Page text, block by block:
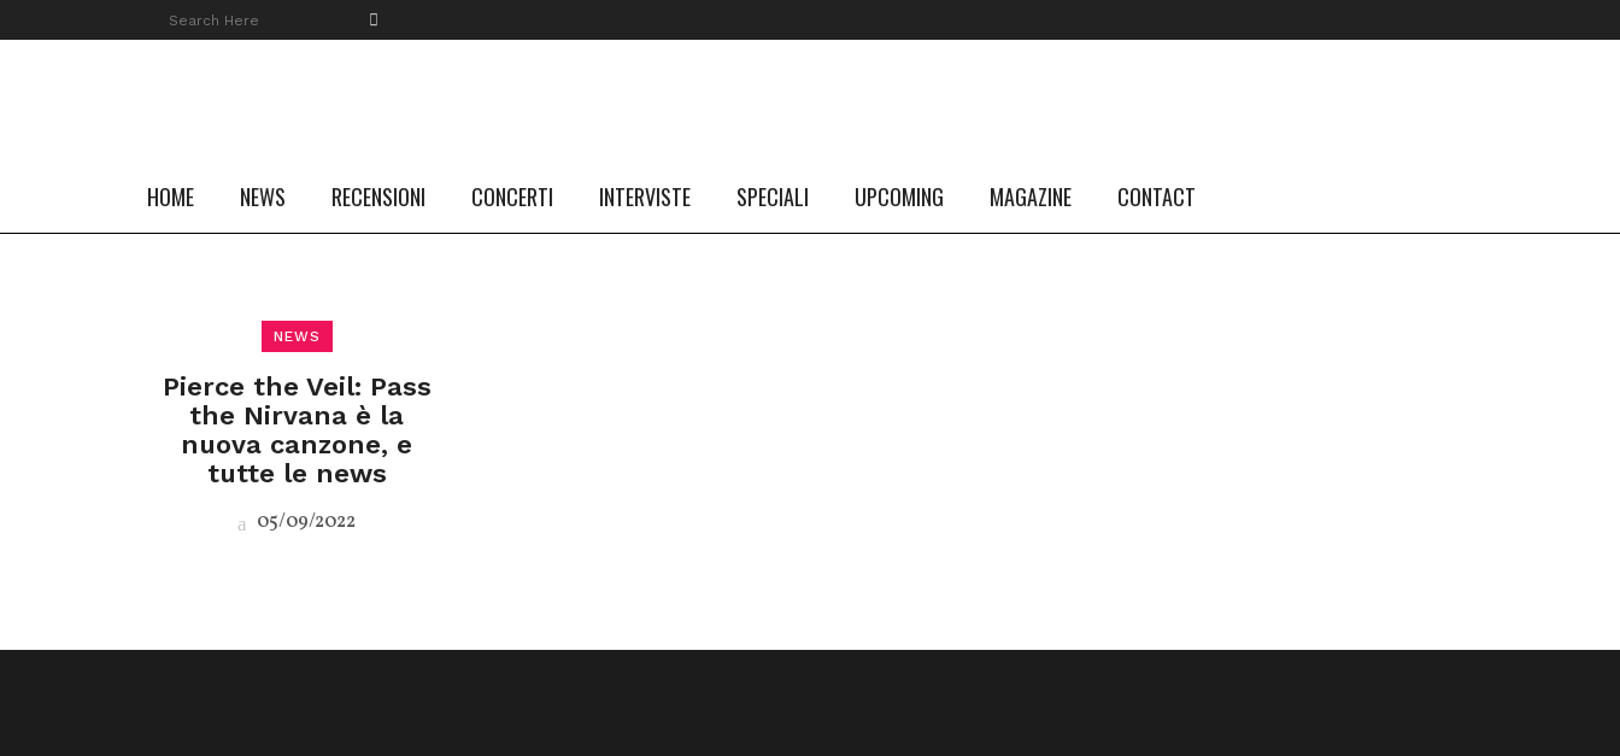
HOME NEWS RECENSIONI CONCERTI INTERVISTE SPECIALI UPCOMING MAGAZINE CONTACT
NEWS
Pierce the Veil: Pass
the Nirvana è la
nuova canzone, e
tutte le news
05/09/2022
FOLLOW US #TBA
INSTAGRAM FEED